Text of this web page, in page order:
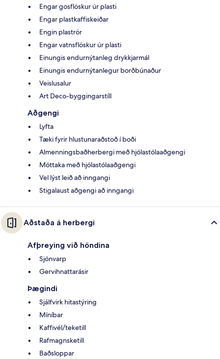
Engar gosflöskur úr plasti
Engar plastkaffiskeiðar
Engin plaströr
Engar vatnsflöskur úr plasti
Einungis endurnýtanleg drykkjarmál
Einungis endurnýtanlegur borðbúnaður
Veislusalur
Art Deco-byggingarstíll
Aðgengi
Lyfta
Tæki fyrir hlustunaraðstoð í boði
Almenningsbaðherbergi með hjólastólaaðgengi
Móttaka með hjólastólaaðgengi
Vel lýst leið að inngangi
Stigalaust aðgengi að inngangi
Aðstaða á herbergi
Afþreying við höndina
Sjónvarp
Gervihnattarásir
Þægindi
Sjálfvirk hitastýring
Míníbar
Kaffivél/teketill
Rafmagnsketill
Baðsloppar